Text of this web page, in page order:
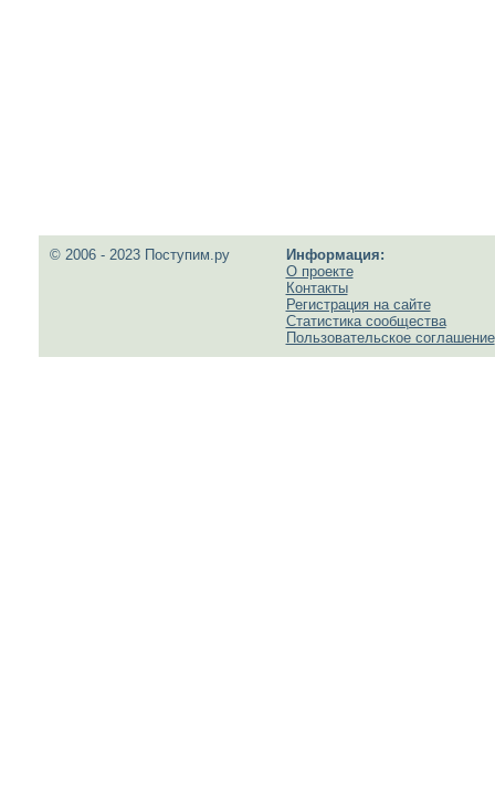
© 2006 - 2023 Поступим.ру
Информация:
О проекте
Контакты
Регистрация на сайте
Статистика сообщества
Пользовательское соглашение